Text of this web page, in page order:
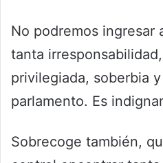
No podremos ingresar
tanta
privilegiada, soberbia
parlamento. Es
Sobrecoge también,